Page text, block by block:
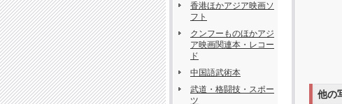
香港ほかアジア映画ソ
フト
クンフーものほかアジ
ア映画関連本・レコー
ド
中国語武術本
武道・格闘技・スポー
ツ
他の